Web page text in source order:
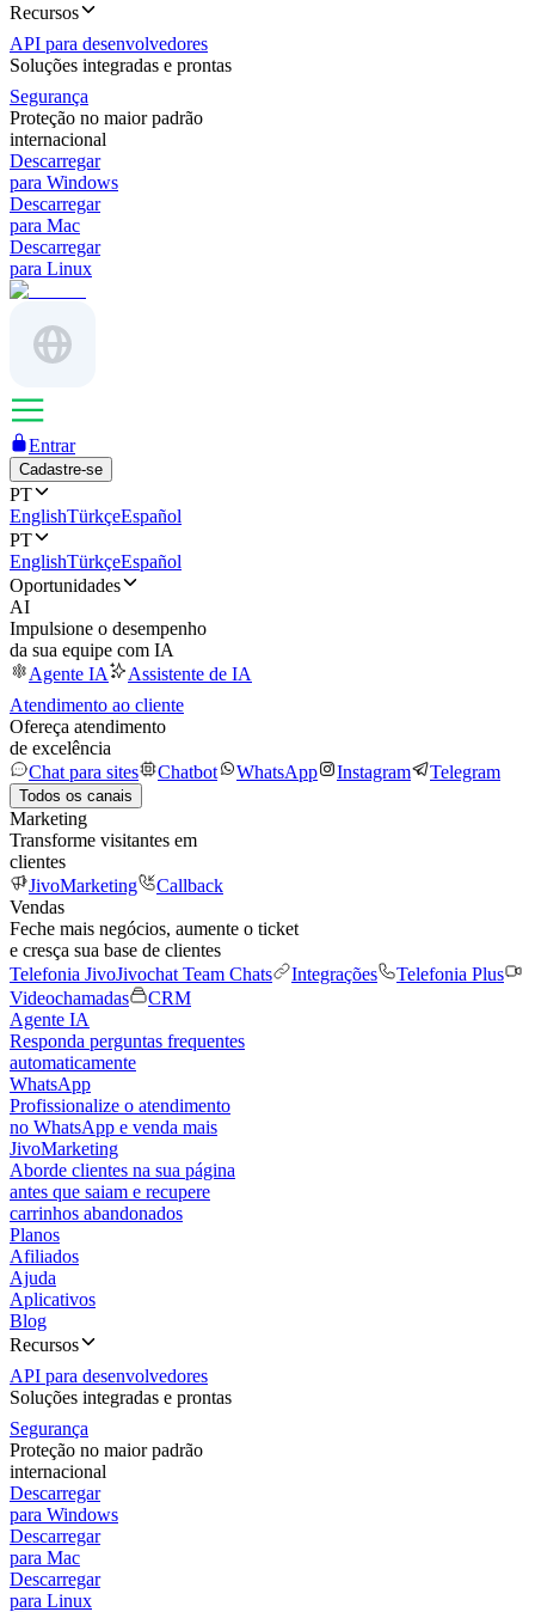
Recursos
API para desenvolvedores
Soluções integradas e prontas
Segurança
Proteção no maior padrão
internacional
Descarregar
para Windows
Descarregar
para Mac
Descarregar
para Linux
Entrar
Cadastre-se
PT
EnglishTürkçeEspañol
PT
EnglishTürkçeEspañol
Oportunidades
AI
Impulsione o desempenho
da sua equipe com IA
Agente IA
Assistente de IA
Atendimento ao cliente
Ofereça atendimento
de excelência
Chat para sites
Chatbot WhatsApp Instagram Telegram
Todos os canais
Marketing
Transforme visitantes em
clientes
JivoMarketing
Callback
Vendas
Feche mais negócios, aumente o ticket
e cresça sua base de clientes
Telefonia JivoJivochat Team Chats Integrações
Telefonia Plus
Videochamadas
CRM
Agente IA
Responda perguntas frequentes
automaticamente
WhatsApp
Profissionalize o atendimento
no WhatsApp e venda mais
JivoMarketing
Aborde clientes na sua página
antes que saiam e recupere
carrinhos abandonados
Planos
Afiliados
Ajuda
Aplicativos
Blog
Recursos
API para desenvolvedores
Soluções integradas e prontas
Segurança
Proteção no maior padrão
internacional
Descarregar
para Windows
Descarregar
para Mac
Descarregar
para Linux